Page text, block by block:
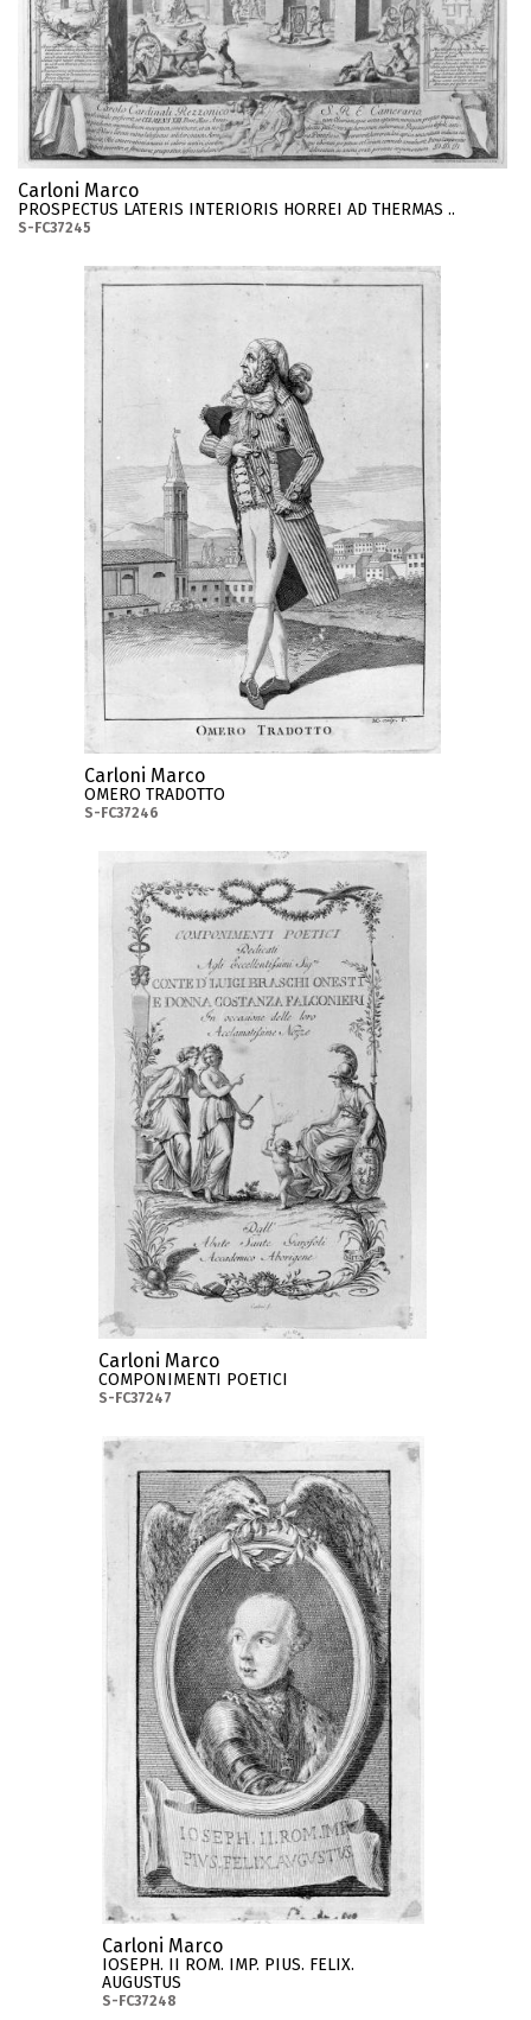
Carloni Marco
PROSPECTUS LATERIS INTERIORIS HORREI AD THERMAS ..
S-FC37245
Carloni Marco
OMERO TRADOTTO
S-FC37246
Carloni Marco
COMPONIMENTI POETICI
S-FC37247
Carloni Marco
IOSEPH. II ROM. IMP. PIUS. FELIX.
AUGUSTUS
S-FC37248